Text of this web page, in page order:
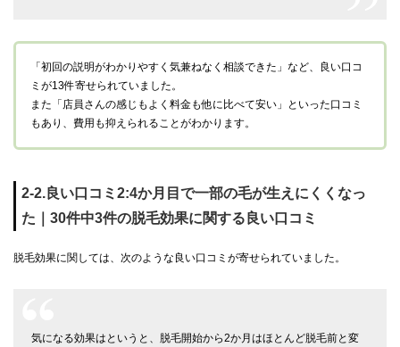
「初回の説明がわかりやすく気兼ねなく相談できた」など、良い口コ
ミが13件寄せられていました。
また「店員さんの感じもよく料金も他に比べて安い」といった口コミ
もあり、費用も抑えられることがわかります。
2-2.良い口コミ2:4か月目で一部の毛が生えにくくなっ
た｜30件中3件の脱毛効果に関する良い口コミ
脱毛効果に関しては、次のような良い口コミが寄せられていました。
気になる効果はというと、脱毛開始から2か月はほとんど脱毛前と変